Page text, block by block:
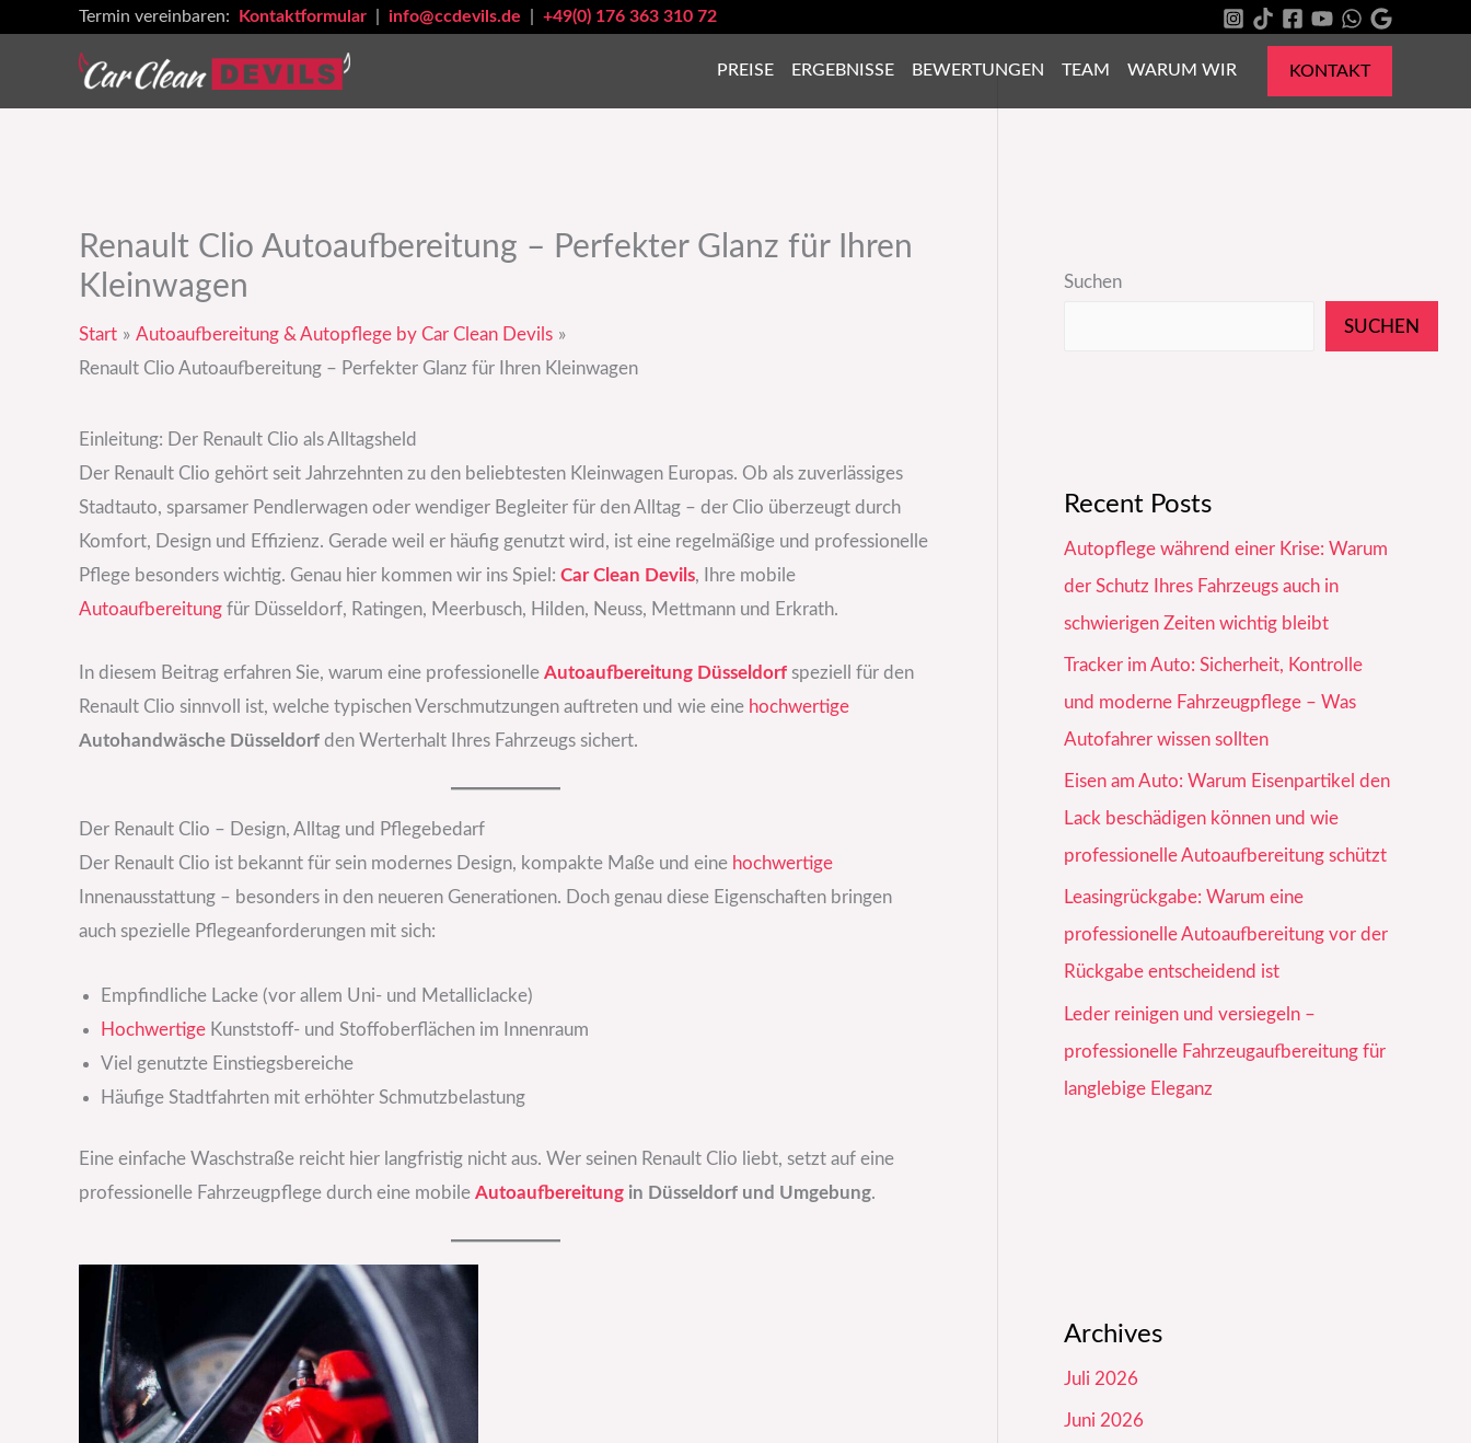
Termin vereinbaren: Kontaktformular info@ccdevils.de +49(0) 176 363 310 72
PREISE ERGEBNISSE BEWERTUNGEN TEAM WARUM WIR KONTAKT
Renault Clio Autoaufbereitung – Perfekter Glanz für Ihren
Kleinwagen
Start
Autoaufbereitung & Autopflege by Car Clean Devils
Renault Clio Autoaufbereitung – Perfekter Glanz für Ihren Kleinwagen
Einleitung: Der Renault Clio als Alltagsheld
Der Renault Clio gehört seit Jahrzehnten zu den beliebtesten Kleinwagen Europas. Ob als zuverlässiges
Stadtauto, sparsamer Pendlerwagen oder wendiger Begleiter für den Alltag – der Clio überzeugt durch
Komfort, Design und Effizienz. Gerade weil er häufig genutzt wird, ist eine regelmäßige und professionelle
Pflege besonders wichtig. Genau hier kommen wir ins Spiel: Car Clean Devils, Ihre mobile
Autoaufbereitung für Düsseldorf, Ratingen, Meerbusch, Hilden, Neuss, Mettmann und Erkrath.
In diesem Beitrag erfahren Sie, warum eine professionelle Autoaufbereitung Düsseldorf speziell für den
Renault Clio sinnvoll ist, welche typischen Verschmutzungen auftreten und wie eine hochwertige
Autohandwäsche Düsseldorf den Werterhalt Ihres Fahrzeugs sichert.
Der Renault Clio – Design, Alltag und Pflegebedarf
Der Renault Clio ist bekannt für sein modernes Design, kompakte Maße und eine hochwertige
Innenausstattung – besonders in den neueren Generationen. Doch genau diese Eigenschaften bringen
auch spezielle Pflegeanforderungen mit sich:
Empfindliche Lacke (vor allem Uni- und Metalliclacke)
Hochwertige Kunststoff- und Stoffoberflächen im Innenraum
Viel genutzte Einstiegsbereiche
Häufige Stadtfahrten mit erhöhter Schmutzbelastung
Eine einfache Waschstraße reicht hier langfristig nicht aus. Wer seinen Renault Clio liebt, setzt auf eine
professionelle Fahrzeugpflege durch eine mobile Autoaufbereitung in Düsseldorf und Umgebung.
Suchen
SUCHEN
Recent Posts
Autopflege während einer Krise: Warum
der Schutz Ihres Fahrzeugs auch in
schwierigen Zeiten wichtig bleibt
Tracker im Auto: Sicherheit, Kontrolle
und moderne Fahrzeugpflege – Was
Autofahrer wissen sollten
Eisen am Auto: Warum Eisenpartikel den
Lack beschädigen können und wie
professionelle Autoaufbereitung schützt
Leasingrückgabe: Warum eine
professionelle Autoaufbereitung vor der
Rückgabe entscheidend ist
Leder reinigen und versiegeln –
professionelle Fahrzeugaufbereitung für
langlebige Eleganz
Archives
Juli 2026
Juni 2026